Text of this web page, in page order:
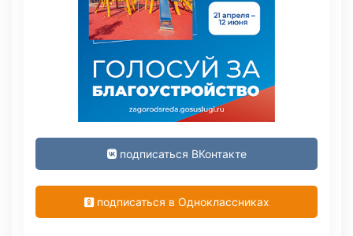
подписаться ВКонтакте
подписаться в Одноклассниках